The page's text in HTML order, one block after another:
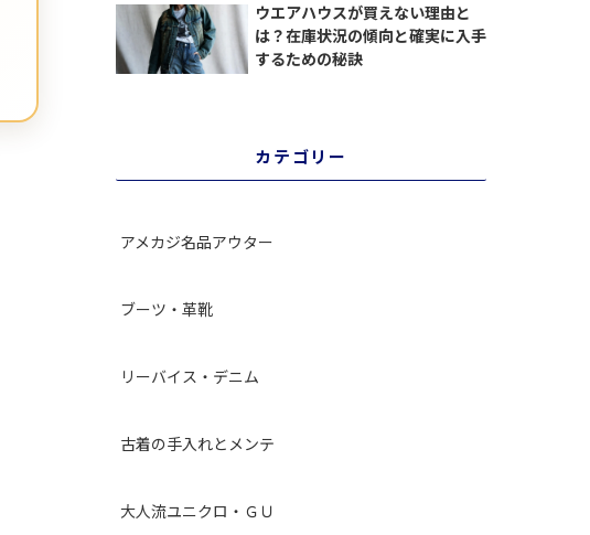
ウエアハウスが買えない理由と
は？在庫状況の傾向と確実に入手
するための秘訣
カテゴリー
アメカジ名品アウター
ブーツ・革靴
リーバイス・デニム
古着の手入れとメンテ
大人流ユニクロ・ＧＵ